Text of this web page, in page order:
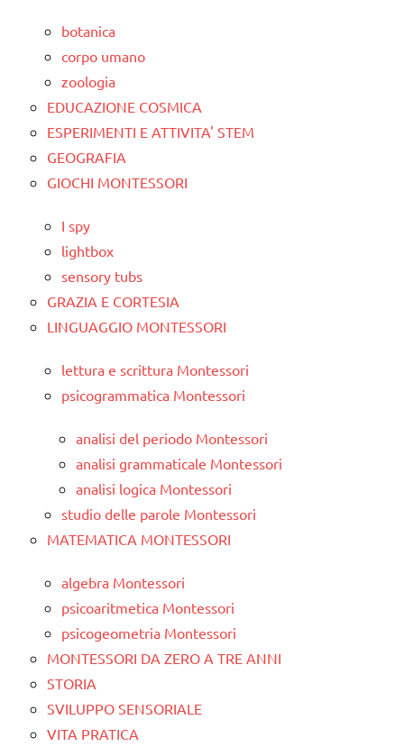
botanica
corpo umano
zoologia
EDUCAZIONE COSMICA
ESPERIMENTI E ATTIVITA' STEM
GEOGRAFIA
GIOCHI MONTESSORI
I spy
lightbox
sensory tubs
GRAZIA E CORTESIA
LINGUAGGIO MONTESSORI
lettura e scrittura Montessori
psicogrammatica Montessori
analisi del periodo Montessori
analisi grammaticale Montessori
analisi logica Montessori
studio delle parole Montessori
MATEMATICA MONTESSORI
algebra Montessori
psicoaritmetica Montessori
psicogeometria Montessori
MONTESSORI DA ZERO A TRE ANNI
STORIA
SVILUPPO SENSORIALE
VITA PRATICA